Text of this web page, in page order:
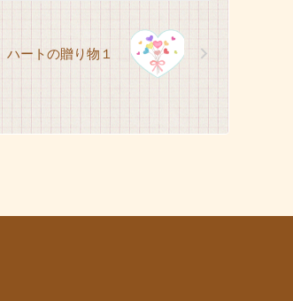
ハートの贈り物１